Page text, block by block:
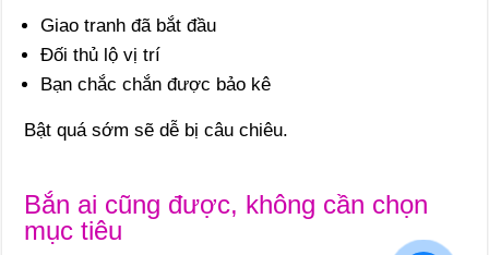
Giao tranh đã bắt đầu
Đối thủ lộ vị trí
Bạn chắc chắn được bảo kê
Bật quá sớm sẽ dễ bị câu chiêu.
Bắn ai cũng được, không cần chọn
mục tiêu